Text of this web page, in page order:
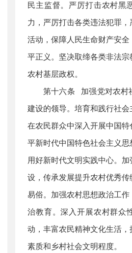
民主监督。严厉打击农村黑
力，严厉打击各类违法犯罪
活动，保障人民生命财产安全
平正义。坚决取缔各类非法宗
农村基层政权。
第十六条 加强党对农村
建设的领导。培育和践行社会
在农民群众中深入开展中国特
平新时代中国特色社会主义
用好新时代文明实践中心。
设，传承发展提升农村优秀
易俗。加强农村思想政治工
治教育。深入开展农村群众
动，丰富农民精神文化生活
素质和乡村社会文明程度。